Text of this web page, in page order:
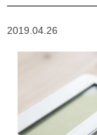
2019.04.26